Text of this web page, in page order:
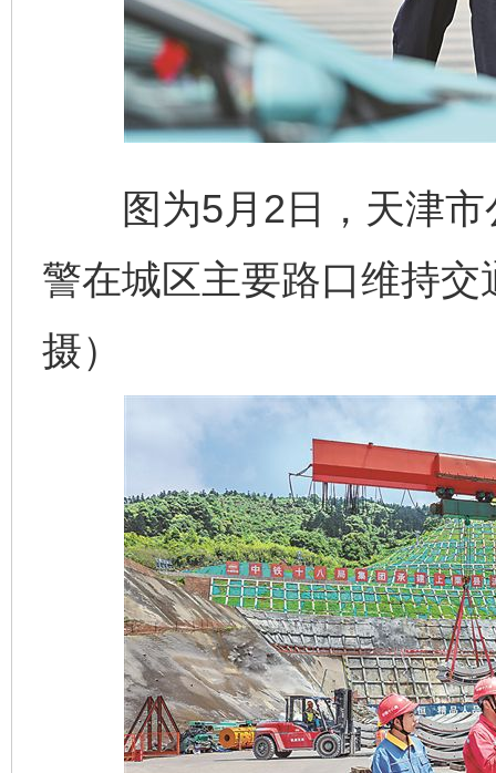
图为5月2日，天津市
警在城区主要路口维持
摄）